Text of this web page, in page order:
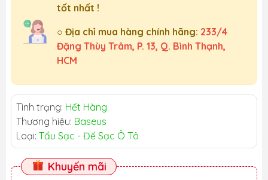
tốt nhất !
○ Địa chỉ mua hàng chính hãng: 233/4
Đặng Thùy Trâm, P. 13, Q. Bình Thạnh,
HCM
Tình trạng: Hết Hàng
Thương hiệu: Baseus
Loại: Tẩu Sạc - Đế Sạc Ô Tô
Khuyến mãi